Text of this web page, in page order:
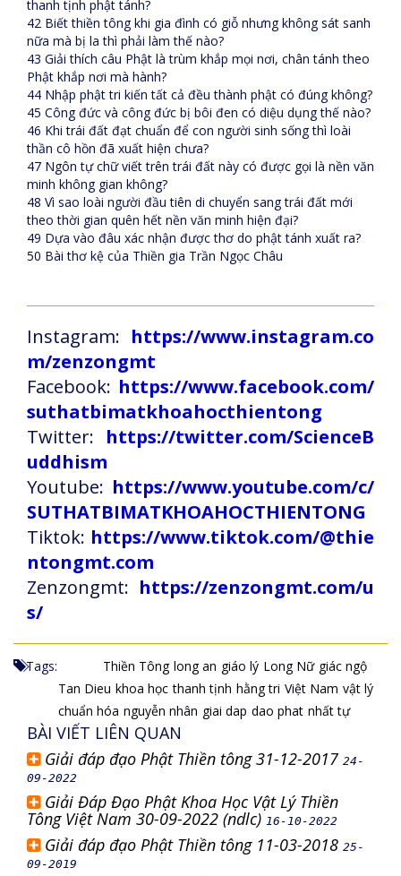
thanh tịnh phật tánh?
42 Biết thiền tông khi gia đình có giỗ nhưng không sát sanh
nữa mà bị la thì phải làm thế nào?
43 Giải thích câu Phật là trùm khắp mọi nơi, chân tánh theo
Phật khắp nơi mà hành?
44 Nhập phật tri kiến tất cả đều thành phật có đúng không?
45 Công đức và công đức bị bôi đen có diệu dụng thế nào?
46 Khi trái đất đạt chuẩn để con người sinh sống thì loài
thần cô hồn đã xuất hiện chưa?
47 Ngôn tự chữ viết trên trái đất này có được gọi là nền văn
minh không gian không?
48 Vì sao loài người đầu tiên di chuyển sang trái đất mới
theo thời gian quên hết nền văn minh hiện đại?
49 Dựa vào đâu xác nhận được thơ do phật tánh xuất ra?
50 Bài thơ kệ của Thiền gia Trần Ngọc Châu
Instagram: https://www.instagram.co
m/zenzongmt
Facebook: https://www.facebook.com/
suthatbimatkhoahocthientong
Twitter: https://twitter.com/ScienceB
uddhism
Youtube: https://www.youtube.com/c/
SUTHATBIMATKHOAHOCTHIENTONG
Tiktok: https://www.tiktok.com/@thie
ntongmt.com
Zenzongmt: https://zenzongmt.com/u
s/
Tags: Thiền Tông long an giáo lý Long Nữ giác ngộ
Tan Dieu khoa học thanh tịnh hằng tri Việt Nam vật lý
chuẩn hóa nguyễn nhân giai dap dao phat nhất tự
BÀI VIẾT LIÊN QUAN
Giải đáp đạo Phật Thiền tông 31-12-2017 24-
09-2022
Giải Đáp Đạo Phật Khoa Học Vật Lý Thiền
Tông Việt Nam 30-09-2022 (ndlc) 16-10-2022
Giải đáp đạo Phật Thiền tông 11-03-2018 25-
09-2019